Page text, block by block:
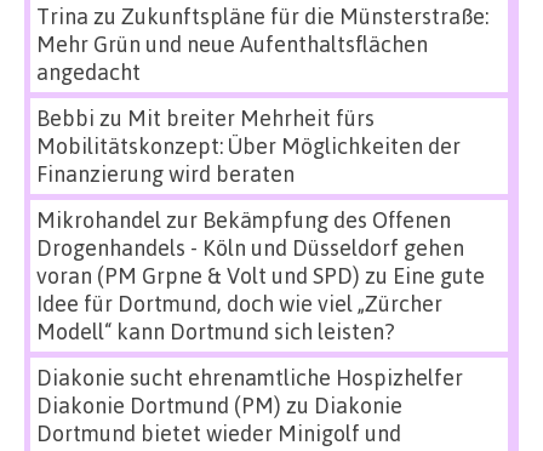
Trina zu Zukunftspläne für die Münsterstraße:
Mehr Grün und neue Aufenthaltsflächen
angedacht
Bebbi zu Mit breiter Mehrheit fürs
Mobilitätskonzept: Über Möglichkeiten der
Finanzierung wird beraten
Mikrohandel zur Bekämpfung des Offenen
Drogenhandels - Köln und Düsseldorf gehen
voran (PM Grpne & Volt und SPD) zu Eine gute
Idee für Dortmund, doch wie viel „Zürcher
Modell“ kann Dortmund sich leisten?
Diakonie sucht ehrenamtliche Hospizhelfer
Diakonie Dortmund (PM) zu Diakonie
Dortmund bietet wieder Minigolf und